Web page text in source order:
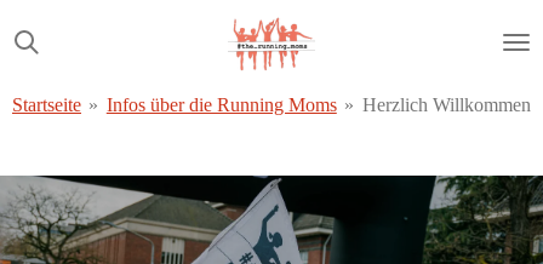
Hauptinhalt
Startseite » Infos über die Running Moms » Herzlich Willkommen